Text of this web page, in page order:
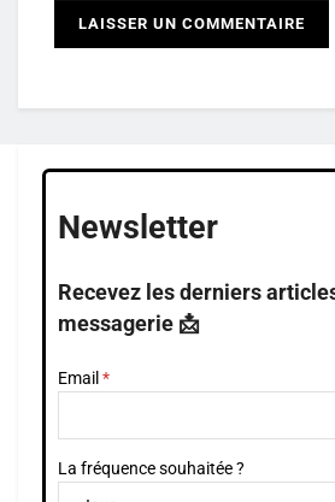
Newsletter
Recevez les derniers
messagerie 📩
Email
La fréquence souhaitée ?